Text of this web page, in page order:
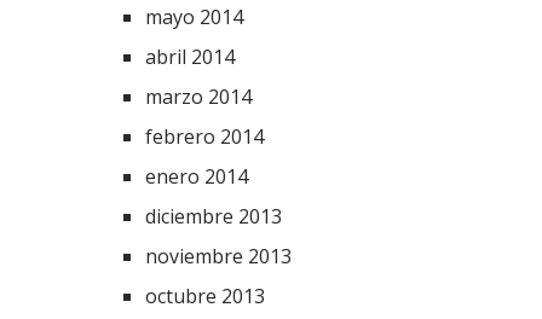
mayo 2014
abril 2014
marzo 2014
febrero 2014
enero 2014
diciembre 2013
noviembre 2013
octubre 2013